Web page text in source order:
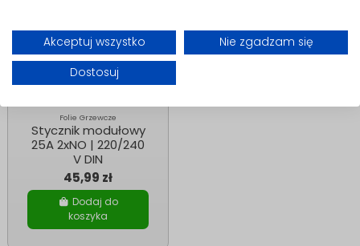
Akceptuj wszystko
Nie zgadzam się
Dostosuj
Folie Grzewcze
Stycznik modułowy
25A 2xNO | 220/240
V DIN
45,99 zł
Dodaj do
koszyka